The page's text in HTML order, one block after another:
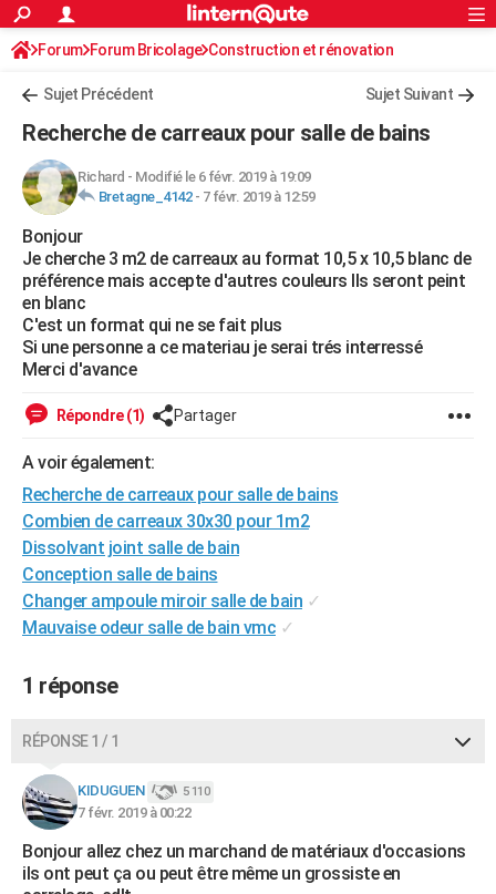
ACTUALITÉS
Politique
Société
Faits Divers
Education
Monde
Villes
+
FINANCE
Retraite
Impôts
Epargne
Immobilier
Risques naturels par ville
Banque
Assurance
Crédit
AUTO
Essais
Réserver un essai
Citadines
Berlines
SUV
Forum auto
+HIGH-TECH
Mobiles
Meilleur smartphone
Internet
Ordinateurs
Jeux vidéo
Guide high-tech
+BRICOLAGE
Forum
Aménagement intérieur
Extérieur
Cuisine
Salle de bains
Jardinage
Rangement
WEEK-END
Art de vivre
Bien-être
Loisirs
Mode
Modes de vie
Alimentation
Guide de la santé
Maladies
Médicaments
Sommeil
Destinations
City break
Voyage nature
Voyage de noces
Forum
Climat
+PHOTO
GUIDES D'ACHAT
BONS PLANS
Carte de Noël
Carte Bonne année
Carte Saint-Valentin
Carte Pâques
Carte d'anniversaire
DICTIONNAIRE
Dictionnaire
Biographies
Citations
Expressions
Proverbes
PROGRAMME TV
COPAINS D'AVANT
S'inscrire
Se connecter
Lycées
Collèges
Primaires
Universités
Entreprises
Service militaire
Avis de recherche
FORUM
Rechercher
S'inscrire
Connexion
Forum Forum Bricolage Construction et rénovation
Sujet Précédent Sujet Suivant
Recherche de carreaux pour salle de bains
Richard - Modifié le 6 févr. 2019 à 19:09
Bretagne_4142- 7 févr. 2019 à 12:59
Bonjour
Je cherche 3 m2 de carreaux au format 10,5 x 10,5 blanc de
préférence mais accepte d'autres couleurs Ils seront peint
en blanc
C'est un format qui ne se fait plus
Si une personne a ce materiau je serai trés interressé
Merci d'avance
Répondre (1) Partager
A voir également:
Recherche de carreaux pour salle de bains
Combien de carreaux 30x30 pour 1m2
Dissolvant joint salle de bain
Conception salle de bains
Changer ampoule miroir salle de bain ✓
Mauvaise odeur salle de bain vmc ✓
1 réponse
RÉPONSE 1 / 1
KIDUGUEN 5 110
7 févr. 2019 à 00:22
Bonjour allez chez un marchand de matériaux d'occasions
ils ont peut ça ou peut être même un grossiste en